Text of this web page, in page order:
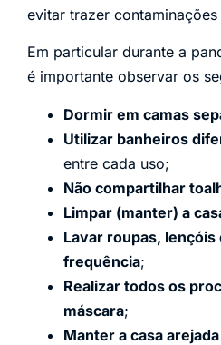
evitar trazer
Em particular durante a
é importante observar os
Dormir em camas
Utilizar banheiros
entre cada uso;
Não compartilhar
Limpar (manter) a
Lavar roupas,
frequência;
Realizar todos os
máscara;
Manter a casa